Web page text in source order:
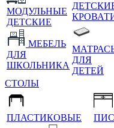
МОДУЛЬНЫЕ
ДЕТСКИЕ
МЕБЕЛЬ
ДЛЯ
ШКОЛЬНИКА
ДЛЯ
ДЕТЕЙ
СТОЛЫ
ПЛАСТИКОВЫЕ